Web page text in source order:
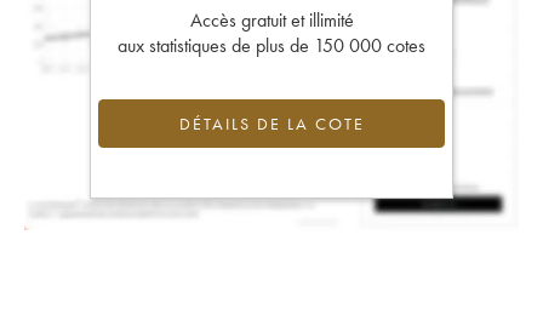
Accès gratuit et illimité
aux statistiques de plus de 150 000 cotes
DÉTAILS DE LA COTE